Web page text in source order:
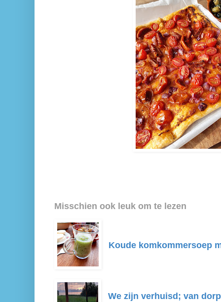
Misschien ook leuk om te lezen
Koude komkommersoep
We zijn verhuisd; van